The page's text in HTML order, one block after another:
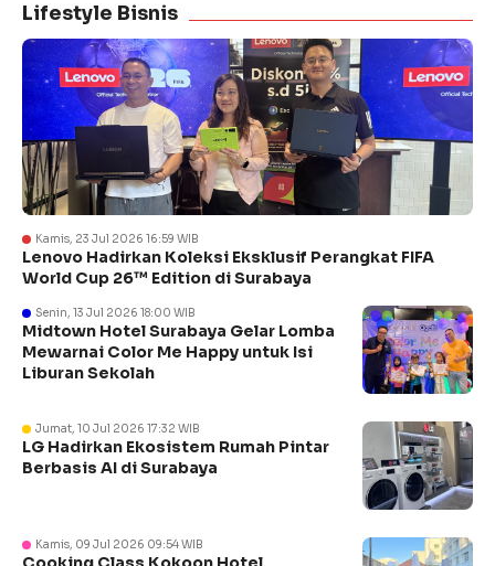
Lifestyle Bisnis
Kamis, 23 Jul 2026 16:59 WIB
Lenovo Hadirkan Koleksi Eksklusif Perangkat FIFA
World Cup 26™ Edition di Surabaya
Senin, 13 Jul 2026 18:00 WIB
Midtown Hotel Surabaya Gelar Lomba
Mewarnai Color Me Happy untuk Isi
Liburan Sekolah
Jumat, 10 Jul 2026 17:32 WIB
LG Hadirkan Ekosistem Rumah Pintar
Berbasis AI di Surabaya
Kamis, 09 Jul 2026 09:54 WIB